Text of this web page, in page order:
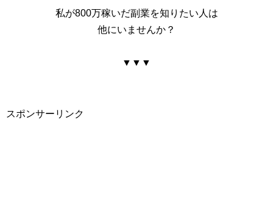
私が800万稼いだ副業を知りたい人は
他にいませんか？
▼▼▼
スポンサーリンク